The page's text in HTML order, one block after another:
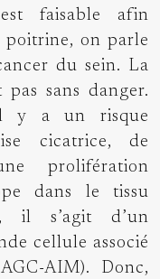
faisable afin
poitrine, on parle
du sein. La
pas sans danger.
il y a un risque
cicatrice, de
prolifération
dans le tissu
il s’agit d’un
cellule associé
AIM). Donc,